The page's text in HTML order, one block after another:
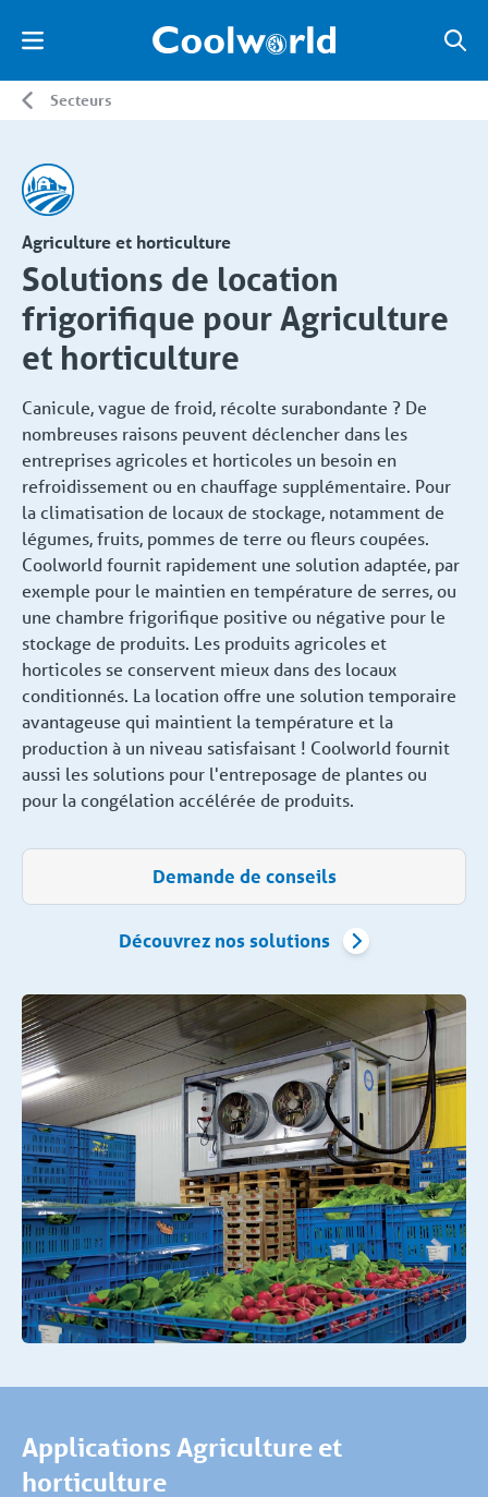
Secteurs
Agriculture et horticulture
Solutions de location
frigorifique pour Agriculture
et horticulture
Canicule, vague de froid, récolte surabondante ? De
nombreuses raisons peuvent déclencher dans les
entreprises agricoles et horticoles un besoin en
refroidissement ou en chauffage supplémentaire. Pour
la climatisation de locaux de stockage, notamment de
légumes, fruits, pommes de terre ou fleurs coupées.
Coolworld fournit rapidement une solution adaptée, par
exemple pour le maintien en température de serres, ou
une chambre frigorifique positive ou négative pour le
stockage de produits. Les produits agricoles et
horticoles se conservent mieux dans des locaux
conditionnés. La location offre une solution temporaire
avantageuse qui maintient la température et la
production à un niveau satisfaisant ! Coolworld fournit
aussi les solutions pour l'entreposage de plantes ou
pour la congélation accélérée de produits.
Demande de conseils
Découvrez nos solutions
Applications Agriculture et
horticulture